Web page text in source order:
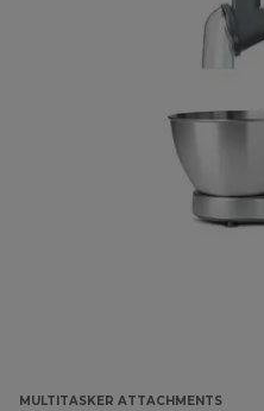
MULTITASKER ATTACHMENTS